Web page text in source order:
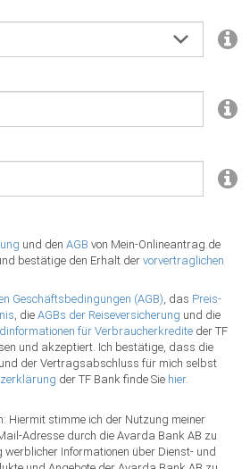
und den AGB von Mein-Onlineantrag.de
bestätige den Erhalt der vorvertraglichen
Geschäftsbedingungen (AGB), das Preis-
, die AGBs der Reiseversicherung und die
für Verbraucherkredite der TF
und akzeptiert. Ich bestätige, dass die
der Vertragsabschluss für mich selbst
der TF Bank finde Sie hier.
Hiermit stimme ich der Nutzung meiner
Adresse durch die Avarda Bank AB zu
werblicher Informationen über Dienst- und